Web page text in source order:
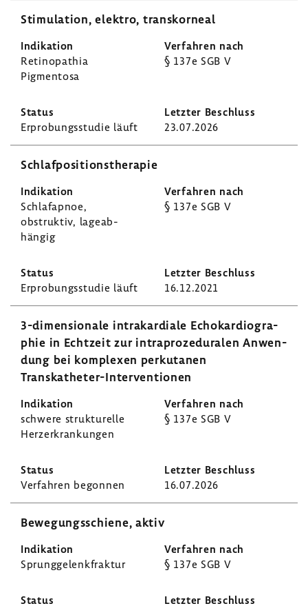
Stimu­la­tion, elektro, trans­kor­neal
Reti­no­pa­thia
Pigmentosa
§ 137e SGB V
Erpro­bungs­studie läuft 23.07.2026
Schlaf­po­si­ti­ons­the­rapie
Schlaf­apnoe,
obstruktiv, lage­ab­
hängig
§ 137e SGB V
Erpro­bungs­studie läuft 16.12.2021
3-​dimensionale intra­kar­diale Echo­kar­dio­gra­
phie in Echt­zeit zur intra­pro­ze­du­ralen Anwen­
dung bei komplexen perku­tanen
Transkatheter-​Interventionen
schwere struk­tu­relle
Herz­er­kran­kungen
§ 137e SGB V
Verfahren begonnen 16.07.2026
Bewe­gungs­schiene, aktiv
Sprung­ge­lenk­fraktur § 137e SGB V